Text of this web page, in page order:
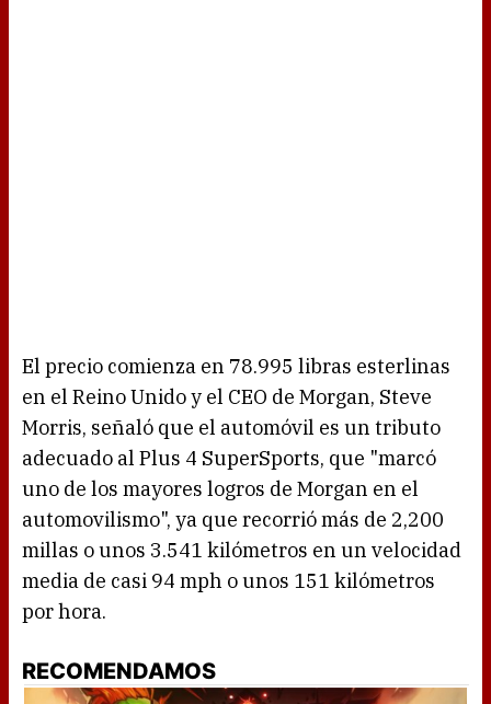
El precio comienza en 78.995 libras esterlinas
en el Reino Unido y el CEO de Morgan, Steve
Morris, señaló que el automóvil es un tributo
adecuado al Plus 4 SuperSports, que "marcó
uno de los mayores logros de Morgan en el
automovilismo", ya que recorrió más de 2,200
millas o unos 3.541 kilómetros en un velocidad
media de casi 94 mph o unos 151 kilómetros
por hora.
RECOMENDAMOS